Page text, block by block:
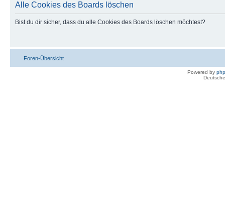
Alle Cookies des Boards löschen
Bist du dir sicher, dass du alle Cookies des Boards löschen möchtest?
Foren-Übersicht
Powered by